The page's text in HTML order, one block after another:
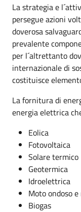
La strategia e
persegue azioni
doverosa
prevalente
per l´altrettanto
internazionale di
costituisce
La fornitura di
energia elettrica
Eolica
Fotovoltaica
Solare termico
Geotermica
Idroelettrica
Moto ondoso
Biogas